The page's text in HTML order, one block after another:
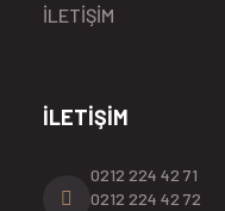
İLETİŞİM
İLETİŞİM
0212 224 42 71
0212 224 42 72